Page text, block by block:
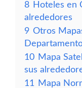
8 Hoteles en
alrededores
9 Otros
10 Mapa
sus
11
Mapa